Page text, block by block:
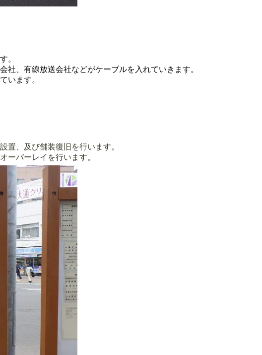
送会社などがケーブルを入れていきます。
ます。
置、及び舗装復旧を行います。
レイを行います。